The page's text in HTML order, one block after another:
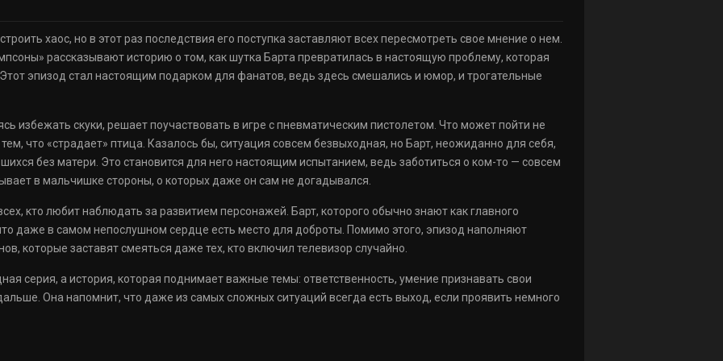
хаос, но в этот раз последствия его поступка заставляют всех пересмотреть свое мнение о нем.
рассказывают историю о том, как шутка Барта превратилась в настоящую проблему, которая
эпизод стал настоящим подарком для фанатов, ведь здесь смешались и юмор, и трогательные
избежать скуки, решает поучаствовать в игре с пневматическим пистолетом. Что может пойти не
что «страдает» птица. Казалось бы, ситуация совсем безвыходная, но Барт, неожиданно для себя,
без матери. Это становится для него настоящим испытанием, ведь заботиться о ком-то — совсем
в мальчишке стороны, о которых даже он сам не догадывался.
кто любит наблюдать за развитием персонажей. Барт, которого обычно знают как главного
даже в самом непослушном сердце есть место для доброты. Помимо этого, эпизод наполняют
которые заставят смеяться даже тех, кто включил телевизор случайно.
серия, а история, которая поднимает важные темы: ответственность, умение признавать свои
Она напомнит, что даже из самых сложных ситуаций всегда есть выход, если проявить немного